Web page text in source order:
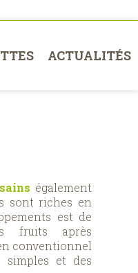
ACTUALITÉS
également
sont riches en
est de
fruits après
conventionnel
simples et des